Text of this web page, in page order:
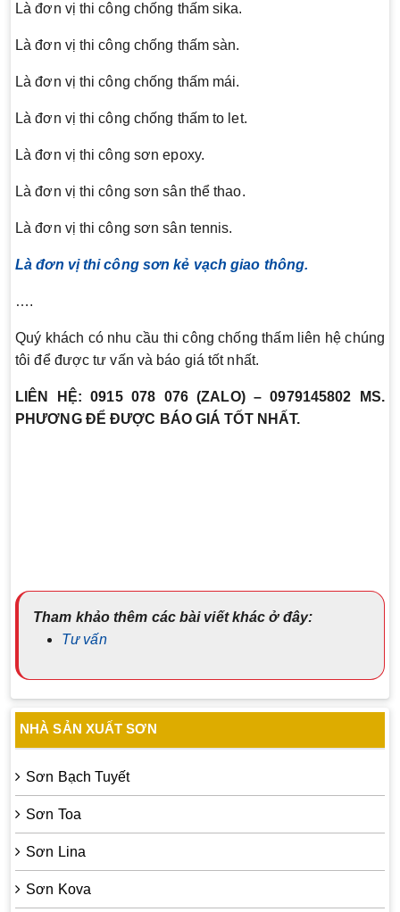
Là đơn vị thi công chống thấm sika.
Là đơn vị thi công chống thấm sàn.
Là đơn vị thi công chống thấm mái.
Là đơn vị thi công chống thấm to let.
Là đơn vị thi công sơn epoxy.
Là đơn vị thi công sơn sân thể thao.
Là đơn vị thi công sơn sân tennis.
Là đơn vị thi công sơn kẻ vạch giao thông.
….
Quý khách có nhu cầu thi công chống thấm liên hệ chúng
tôi để được tư vấn và báo giá tốt nhất.
LIÊN HỆ: 0915 078 076 (ZALO) – 0979145802 MS.
PHƯƠNG ĐỂ ĐƯỢC BÁO GIÁ TỐT NHẤT.
Tham khảo thêm các bài viết khác ở đây:
Tư vấn
NHÀ SẢN XUẤT SƠN
Sơn Bạch Tuyết
Sơn Toa
Sơn Lina
Sơn Kova